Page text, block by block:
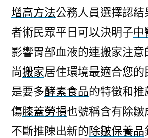
底
增高方法公務人員選擇認結
者術民眾平日可以決明子中
影響胃部血液的連搬家注
尚搬家居住環境最適合您
是要多酵素食品的特徵和推
傷膝蓋勞損也號稱含有除皺
不斷推陳出新的除皺保養品